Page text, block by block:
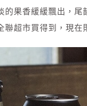
的果香緩緩飄出，
聯超市買得到，現